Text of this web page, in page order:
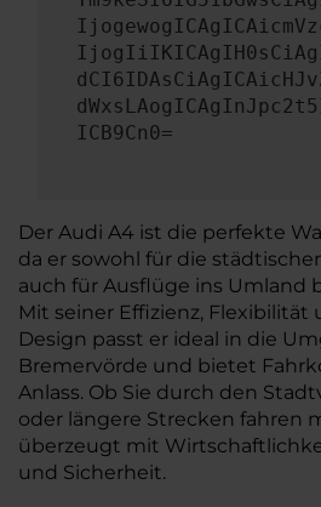
ICB9Cn0=
Der Audi A4 ist die perfekte
da er sowohl für die
auch für Ausflüge ins Umland
Mit seiner Effizienz,
Design passt er ideal in die
Bremervörde und bietet
Anlass. Ob Sie durch den
oder längere Strecken fahren
überzeugt mit
und Sicherheit.